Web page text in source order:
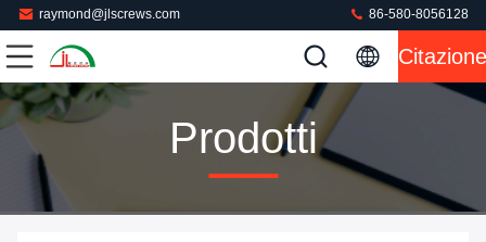
raymond@jlscrews.com 86-580-8056128
Citazione
Prodotti